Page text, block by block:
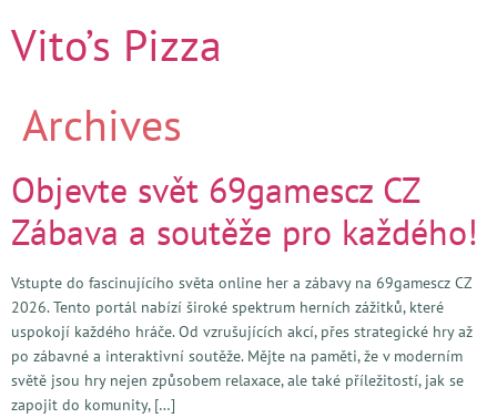
Vito’s Pizza
Archives
Objevte svět 69gamescz CZ
Zábava a soutěže pro každého!
Vstupte do fascinujícího světa online her a zábavy na 69gamescz CZ
2026. Tento portál nabízí široké spektrum herních zážitků, které
uspokojí každého hráče. Od vzrušujících akcí, přes strategické hry až
po zábavné a interaktivní soutěže. Mějte na paměti, že v moderním
světě jsou hry nejen způsobem relaxace, ale také příležitostí, jak se
zapojit do komunity, […]